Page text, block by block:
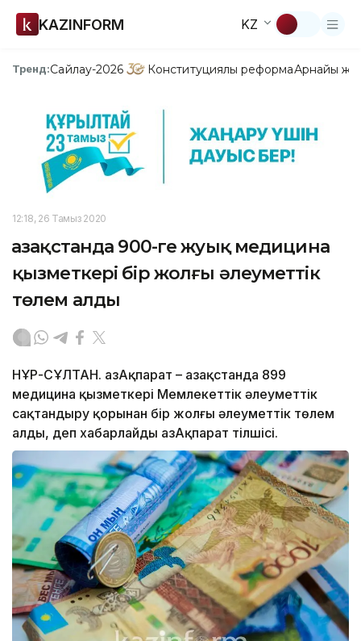
KAZINFORM KZ
Тренд:Сайлау-2026 Конституциялық реформаАрнайы
12:18, 26 Тамыз 2020
Қазақстанда 900-ге жуық медицина
қызметкері бір жолғы әлеуметтік
төлем алды
НҰР-СҰЛТАН. ҚазАқпарат – Қазақстанда 899
медицина қызметкері Мемлекеттік әлеуметтік
сақтандыру қорынан бір жолғы әлеуметтік төлем
алды, деп хабарлайды ҚазАқпарат тілшісі.